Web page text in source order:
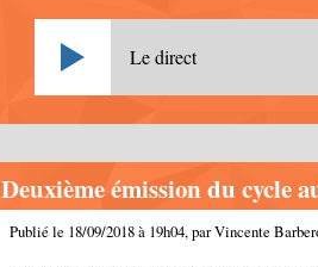
Le direct
Deuxième émission du cycle
Publié le 18/09/2018 à 19h04, par Vincente